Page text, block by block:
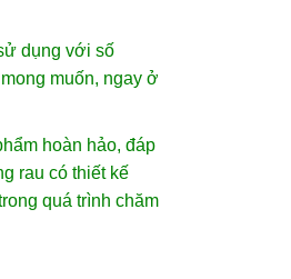
dụng với số
muốn, ngay ở
hoàn hảo, đáp
rau có thiết kế
quá trình chăm